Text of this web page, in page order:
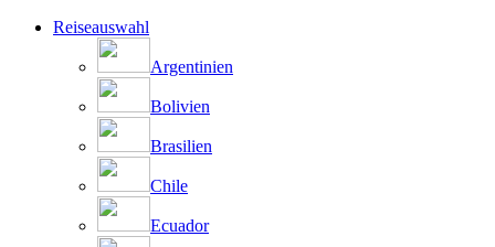
Reiseauswahl
Argentinien
Bolivien
Brasilien
Chile
Ecuador